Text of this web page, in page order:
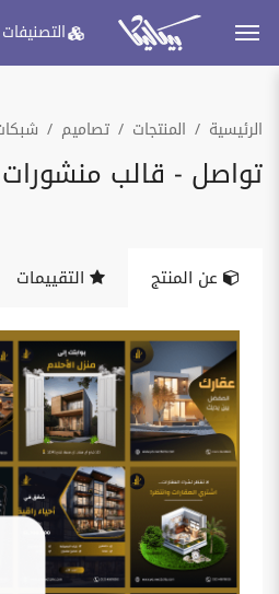
التصنيفات
الرئيسية المنتجات تصاميم
تواصل - قالب
عن المنتج التقييمات